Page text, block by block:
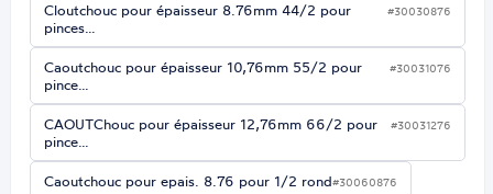
Cloutchouc pour épaisseur 8.76mm 44/2 pour
pinces…
#30030876
Caoutchouc pour épaisseur 10,76mm 55/2 pour
pince…
#30031076
CAOUTChouc pour épaisseur 12,76mm 66/2 pour
pince…
#30031276
Caoutchouc pour epais. 8.76 pour 1/2 rond#30060876